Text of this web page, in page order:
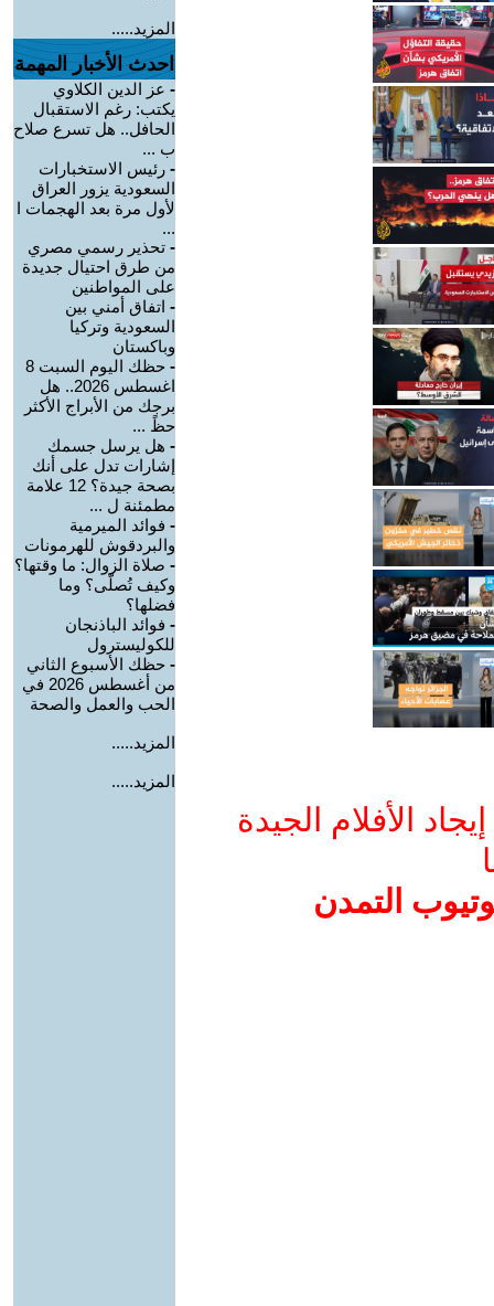
الأفلام الجيدة
التمدن
المزيد.....
احدث الأخبار المهمة
- عز الدين الكلاوي
يكتب: رغم الاستقبال
الحافل.. هل تسرع صلاح
ب ...
- رئيس الاستخبارات
السعودية يزور العراق
لأول مرة بعد الهجمات ا
...
- تحذير رسمي مصري
من طرق احتيال جديدة
على المواطنين
- اتفاق أمني بين
السعودية وتركيا
وباكستان
-
حظك اليوم السبت 8
اغسطس 2026.. هل
برجك من الأبراج الأكثر
حظً ...
- هل يرسل جسمك
إشارات تدل على أنك
بصحة جيدة؟ 12 علامة
مطمئنة ل ...
- فوائد الميرمية
والبردقوش للهرمونات
- صلاة الزوال: ما وقتها؟
وكيف تُصلّى؟ وما
فضلها؟
- فوائد الباذنجان
للكوليسترول
- حظك الأسبوع الثاني
من أغسطس 2026 في
الحب والعمل والصحة
المزيد.....
المزيد.....